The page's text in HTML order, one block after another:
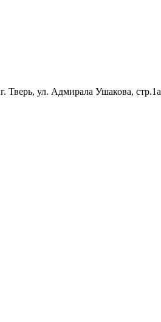
г. Тверь, ул. Адмирала Ушакова,